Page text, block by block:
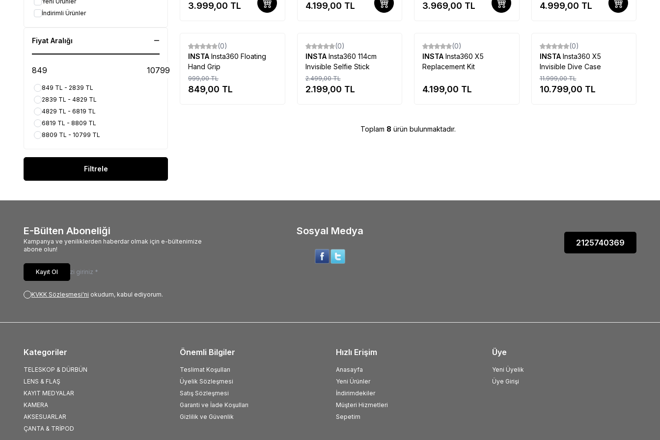
İndirimli Ürünler
Fiyat Aralığı
849 TL - 2839 TL
2839 TL - 4829 TL
4829 TL - 6819 TL
6819 TL - 8809 TL
8809 TL - 10799 TL
Filtrele
3.999,00 TL 4.199,00 TL 3.969,00 TL 4.999,00 TL
Yeni
%15
(0)
INSTA Insta360 Floating
Hand Grip
999,00TL
849,00 TL
Yeni
%12
(0)
INSTA Insta360 114cm
Invisible Selfie Stick
2.499,00TL
2.199,00 TL
Yeni
(0)
INSTA Insta360 X5
Replacement Kit
4.199,00 TL
Yeni
%10
(0)
INSTA Insta360 X5
Invisible Dive Case
11.999,00TL
10.799,00 TL
Toplam 8 ürün bulunmaktadır.
E-Bülten Aboneliği
Kampanya ve yeniliklerden haberdar olmak için e-bültenimize
abone olun!
Kayıt Ol
KVKK Sözleşmesi'ni okudum, kabul ediyorum.
Sosyal Medya
2125740369
Kategoriler
TELESKOP & DÜRBÜN
LENS & FLAŞ
KAYIT MEDYALAR
KAMERA
AKSESUARLAR
ÇANTA & TRİPOD
Önemli Bilgiler
Teslimat Koşulları
Üyelik Sözleşmesi
Satış Sözleşmesi
Garanti ve İade Koşulları
Gizlilik ve Güvenlik
Hızlı Erişim
Anasayfa
Yeni Ürünler
İndirimdekiler
Müşteri Hizmetleri
Sepetim
Üye
Yeni Üyelik
Üye Girişi